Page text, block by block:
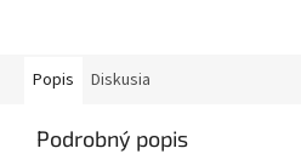
Popis Diskusia
Podrobný popis